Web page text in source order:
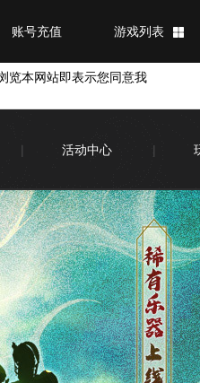
游戏列表
账号充值
览本网站即表示您同意我
|
活动中心